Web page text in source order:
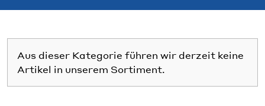
Aus dieser Kategorie führen wir derzeit keine
Artikel in unserem Sortiment.